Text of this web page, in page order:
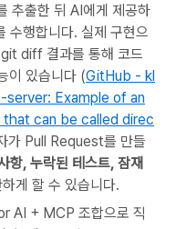
추출한 뒤 AI에게 제공하
수행합니다. 실제 구현으
diff 결과를 통해 코드
이 있습니다 (GitHub - kl
Example of an
can be called direc
가 Pull Request를 만들
항, 누락된 테스트, 잠재
게 할 수 있습니다.
AI + MCP 조합으로 직